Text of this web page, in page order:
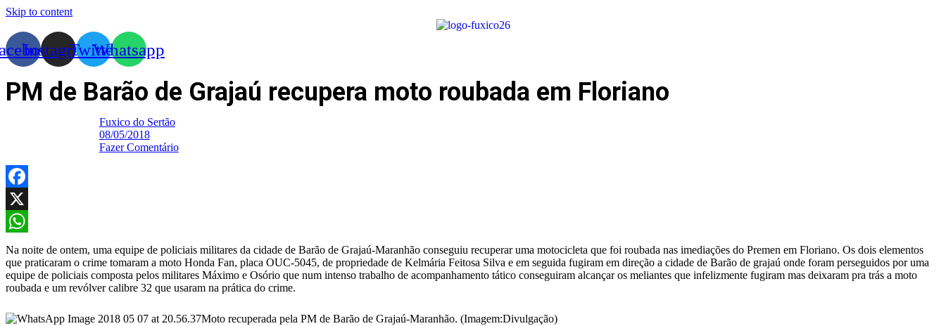
Skip to content
InstagramTwitterWhatsapp
PM de Barão de Grajaú recupera moto roubada em Floriano
Fuxico do Sertão
08/05/2018
Fazer Comentário
Facebook
X
WhatsApp
Na noite de ontem, uma equipe de policiais militares da cidade de Barão de Grajaú-Maranhão conseguiu recuperar uma motocicleta que foi roubada nas imediações do Premen em Floriano. Os dois elementos
que praticaram o crime tomaram a moto Honda Fan, placa OUC-5045, de propriedade de Kelmária Feitosa Silva e em seguida fugiram em direção a cidade de Barão de grajaú onde foram perseguidos por uma
equipe de policiais composta pelos militares Máximo e Osório que num intenso trabalho de acompanhamento tático conseguiram alcançar os meliantes que infelizmente fugiram mas deixaram pra trás a moto
roubada e um revólver calibre 32 que usaram na prática do crime.
Moto recuperada pela PM de Barão de Grajaú-Maranhão. (Imagem:Divulgação)